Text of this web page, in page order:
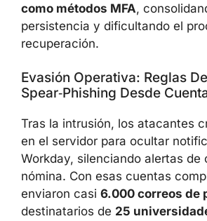
como métodos MFA,
persistencia y dificultando el
recuperación.
Evasión Operativa: Reglas
Spear‑phishing Desde
Tras la intrusión, los atacantes
en el servidor para ocultar
Workday, silenciando alertas de
nómina. Con esas cuentas
enviaron casi 6.000 correos de
destinatarios de 25